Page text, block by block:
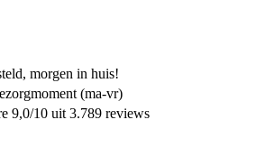
morgen in huis!
(ma-vr)
9,0/10 uit 3.789 reviews